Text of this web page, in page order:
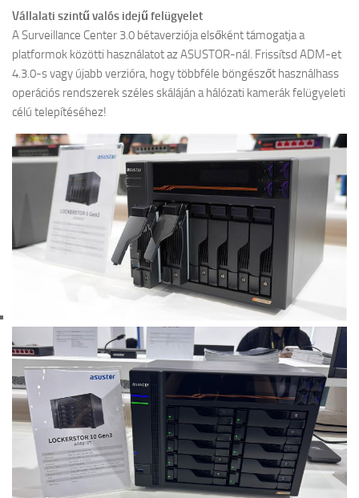
Vállalati szintű valós idejű felügyelet
A Surveillance Center 3.0 bétaverziója elsőként támogatja a
platformok közötti használatot az ASUSTOR-nál. Frissítsd ADM-et
4.3.0-s vagy újabb verzióra, hogy többféle böngészőt használhass
operációs rendszerek széles skáláján a hálózati kamerák felügyeleti
célú telepítéséhez!